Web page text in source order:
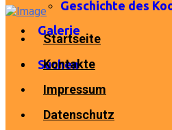
Geschichte des
Galerie
Suchen
Startseite
Kontakte
Impressum
Datenschutz